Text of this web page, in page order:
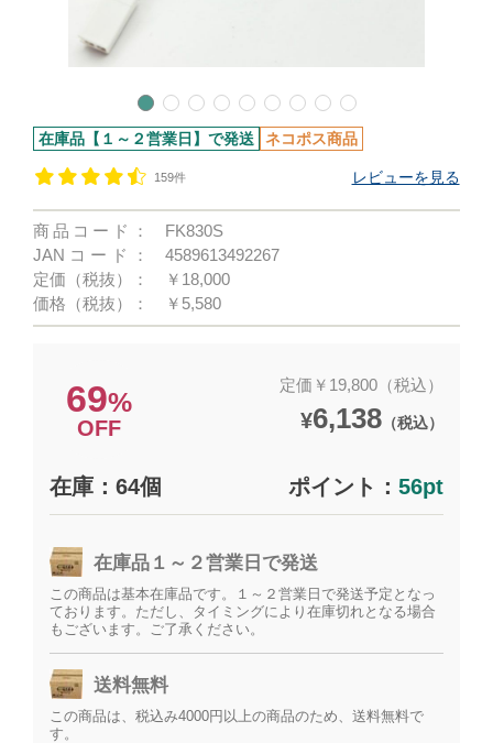
在庫品【１～２営業日】で発送 ネコポス商品
159件 レビューを見る
商品コード：
FK830S
JANコード：
4589613492267
定価（税抜）：
￥18,000
価格（税抜）：
￥5,580
69%
OFF
定価￥19,800（税込）
¥6,138（税込）
在庫：64個 ポイント： 56pt
在庫品１～２営業日で発送
この商品は基本在庫品です。１～２営業日で発送予定となっ
ております。ただし、タイミングにより在庫切れとなる場合
もございます。ご了承ください。
送料無料
この商品は、税込み4000円以上の商品のため、送料無料で
す。